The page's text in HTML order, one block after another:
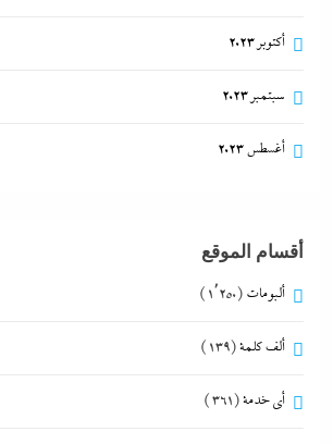
أكتوبر 2023
سبتمبر 2023
أغسطس 2023
أقسام الموقع
ألبومات (1٬250)
ألف كلمة(139)
أي خدمة(361)